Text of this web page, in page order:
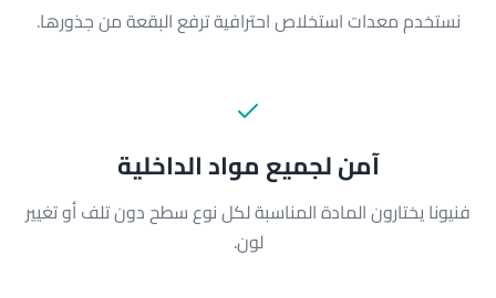
نستخدم معدات استخلاص احترافية ترفع البقعة من جذورها.
آمن لجميع مواد الداخلية
فنيونا يختارون المادة المناسبة لكل نوع سطح دون تلف أو تغيير
لون.